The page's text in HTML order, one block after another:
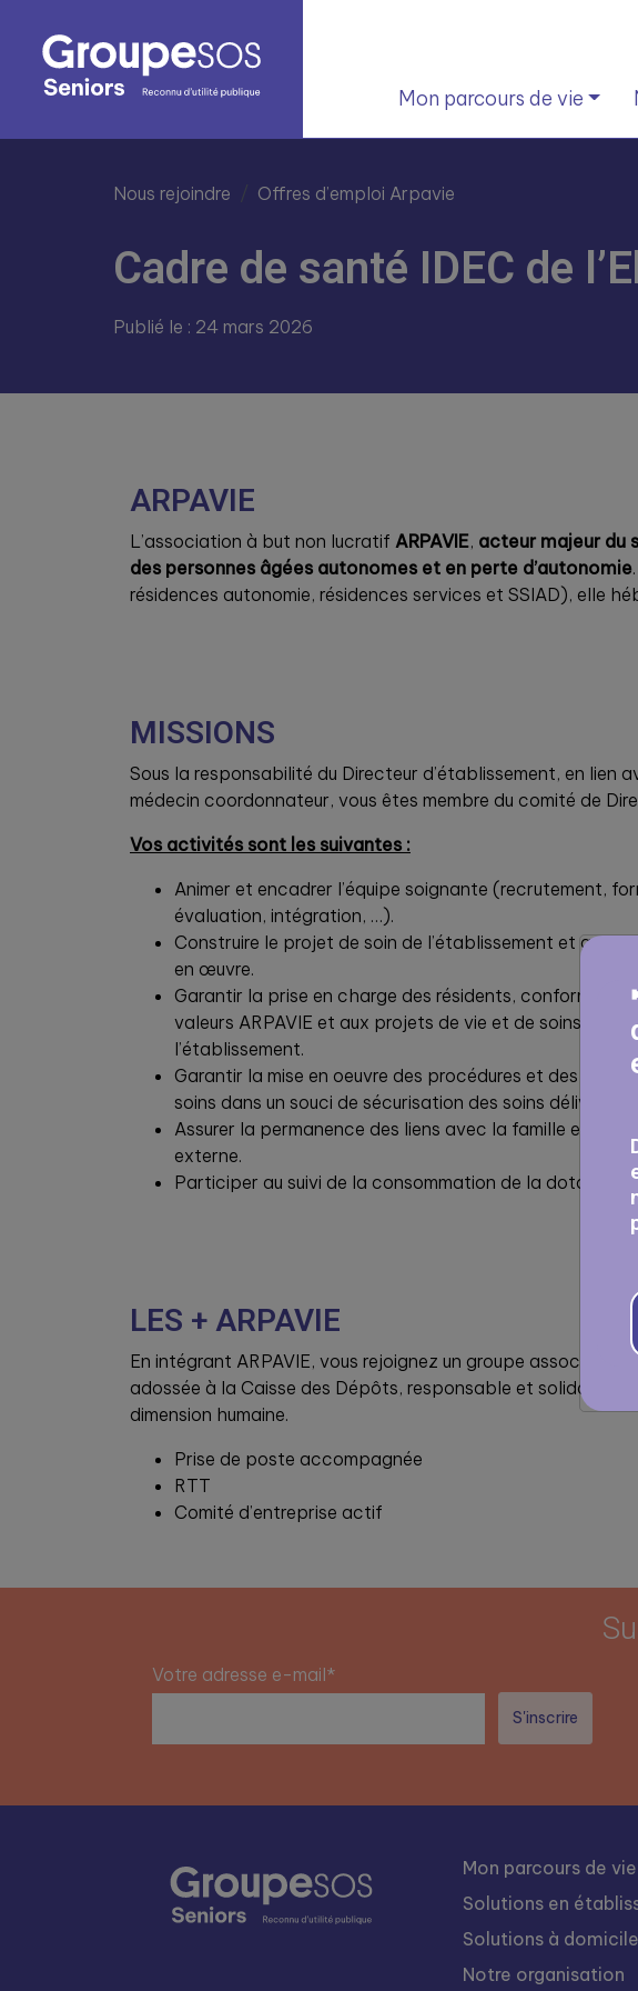
Mon parcours de vie
Nous rejoindre Offres d’emploi Arpavie
Cadre de santé IDEC de
Publié le : 24 mars 2026
ARPAVIE
L’association à but non lucratif ARPAVIE, acteur majeur du
des personnes âgées autonomes et en perte d’autonomie
résidences autonomie, résidences services et SSIAD), elle
MISSIONS
Sous la responsabilité du Directeur d’établissement, en lien
médecin coordonnateur, vous êtes membre du comité de
Vos activités sont les suivantes :
Animer et encadrer l’équipe soignante (recrutement,
évaluation, intégration, …).
Construire le projet de soin de l’établissement et
en œuvre.
Garantir la prise en charge des résidents,
valeurs ARPAVIE et aux projets de vie et de soins de
l’établissement.
Garantir la mise en oeuvre des procédures et des
soins dans un souci de sécurisation des soins délivrés.
Assurer la permanence des liens avec la famille et du
externe.
Participer au suivi de la consommation de la dotation
LES + ARPAVIE
En intégrant ARPAVIE, vous rejoignez un groupe associatif
adossée à la Caisse des Dépôts, responsable et solidaire
dimension humaine.
Prise de poste accompagnée
RTT
Comité d’entreprise actif
Votre adresse e-mail*
Mon parcours de vie
Solutions en
Solutions à domicile
Notre organisation